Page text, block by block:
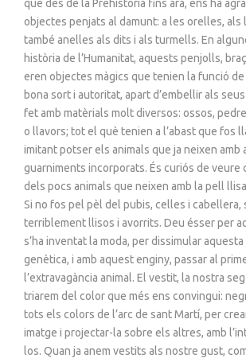
que des de la Prehistòria fins ara, ens ha
objectes penjats al damunt: a les orelles, als
també anelles als dits i als turmells. En
història de l’Humanitat, aquests penjolls,
eren objectes màgics que tenien la funció
bona sort i autoritat, apart d’embellir als seus
fet amb matèrials molt diversos: ossos,
o llavors; tot el què tenien a l’abast que fos
imitant potser els animals que ja neixen amb
guarniments incorporats. És curiós de veure
dels pocs animals que neixen amb la pell
Si no fos pel pèl del pubis, celles i cabellera,
terriblement llisos i avorrits. Deu ésser per
s’ha inventat la moda, per dissimular aquesta
genètica, i amb aquest enginy, passar al
l’extravagància animal. El vestit, la nostra
triarem del color que més ens convingui:
tots els colors de l’arc de sant Martí, per
imatge i projectar-la sobre els altres, amb
los. Quan ja anem vestits als nostre gust,